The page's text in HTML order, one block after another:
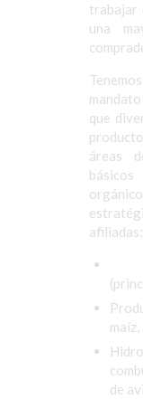
trabajar
una
que
áreas
afiliadas:
de